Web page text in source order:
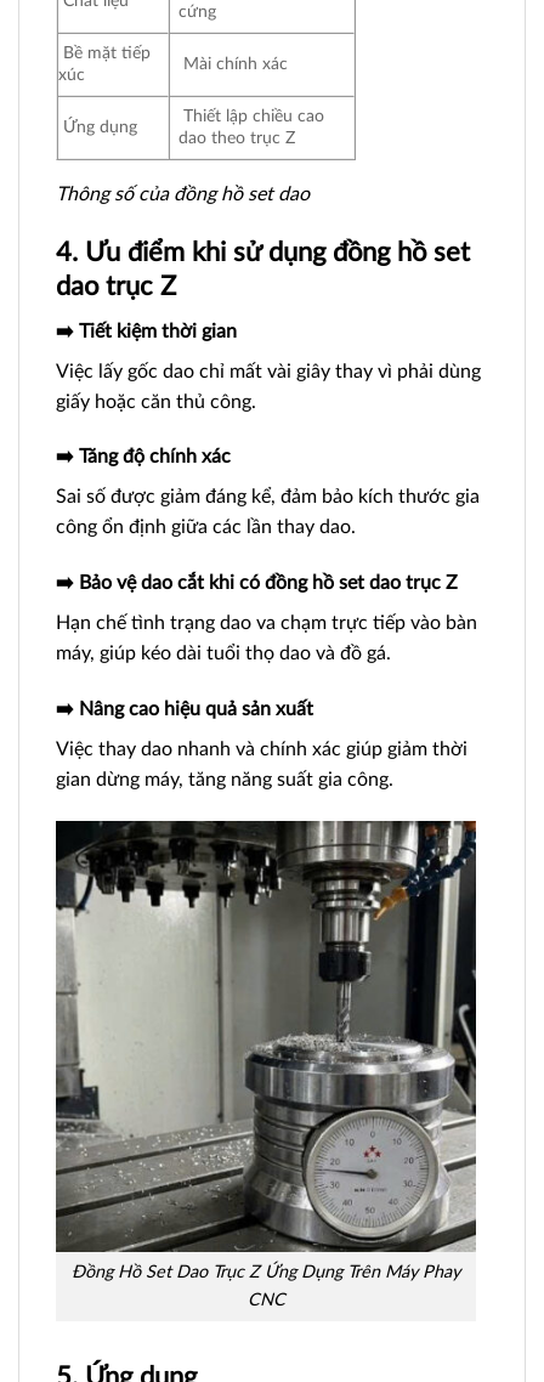
cứng
Bề mặt tiếp
xúc
Mài chính xác
Ứng dụng
Thiết lập chiều cao
dao theo trục Z
Thông số của đồng hồ set dao
4. Ưu điểm khi sử dụng đồng hồ set
dao trục Z
➡️ Tiết kiệm thời gian
Việc lấy gốc dao chỉ mất vài giây thay vì phải dùng
giấy hoặc căn thủ công.
➡️ Tăng độ chính xác
Sai số được giảm đáng kể, đảm bảo kích thước gia
công ổn định giữa các lần thay dao.
➡️ Bảo vệ dao cắt khi có đồng hồ set dao trục Z
Hạn chế tình trạng dao va chạm trực tiếp vào bàn
máy, giúp kéo dài tuổi thọ dao và đồ gá.
➡️ Nâng cao hiệu quả sản xuất
Việc thay dao nhanh và chính xác giúp giảm thời
gian dừng máy, tăng năng suất gia công.
Đồng Hồ Set Dao Trục Z Ứng Dụng Trên Máy Phay
CNC